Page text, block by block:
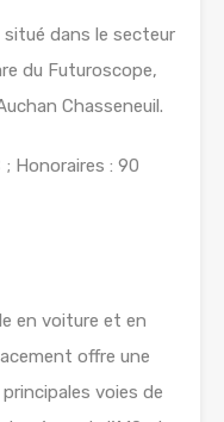
dans le secteur
du Futuroscope,
Chasseneuil.
Honoraires : 90
en voiture et en
offre une
voies de